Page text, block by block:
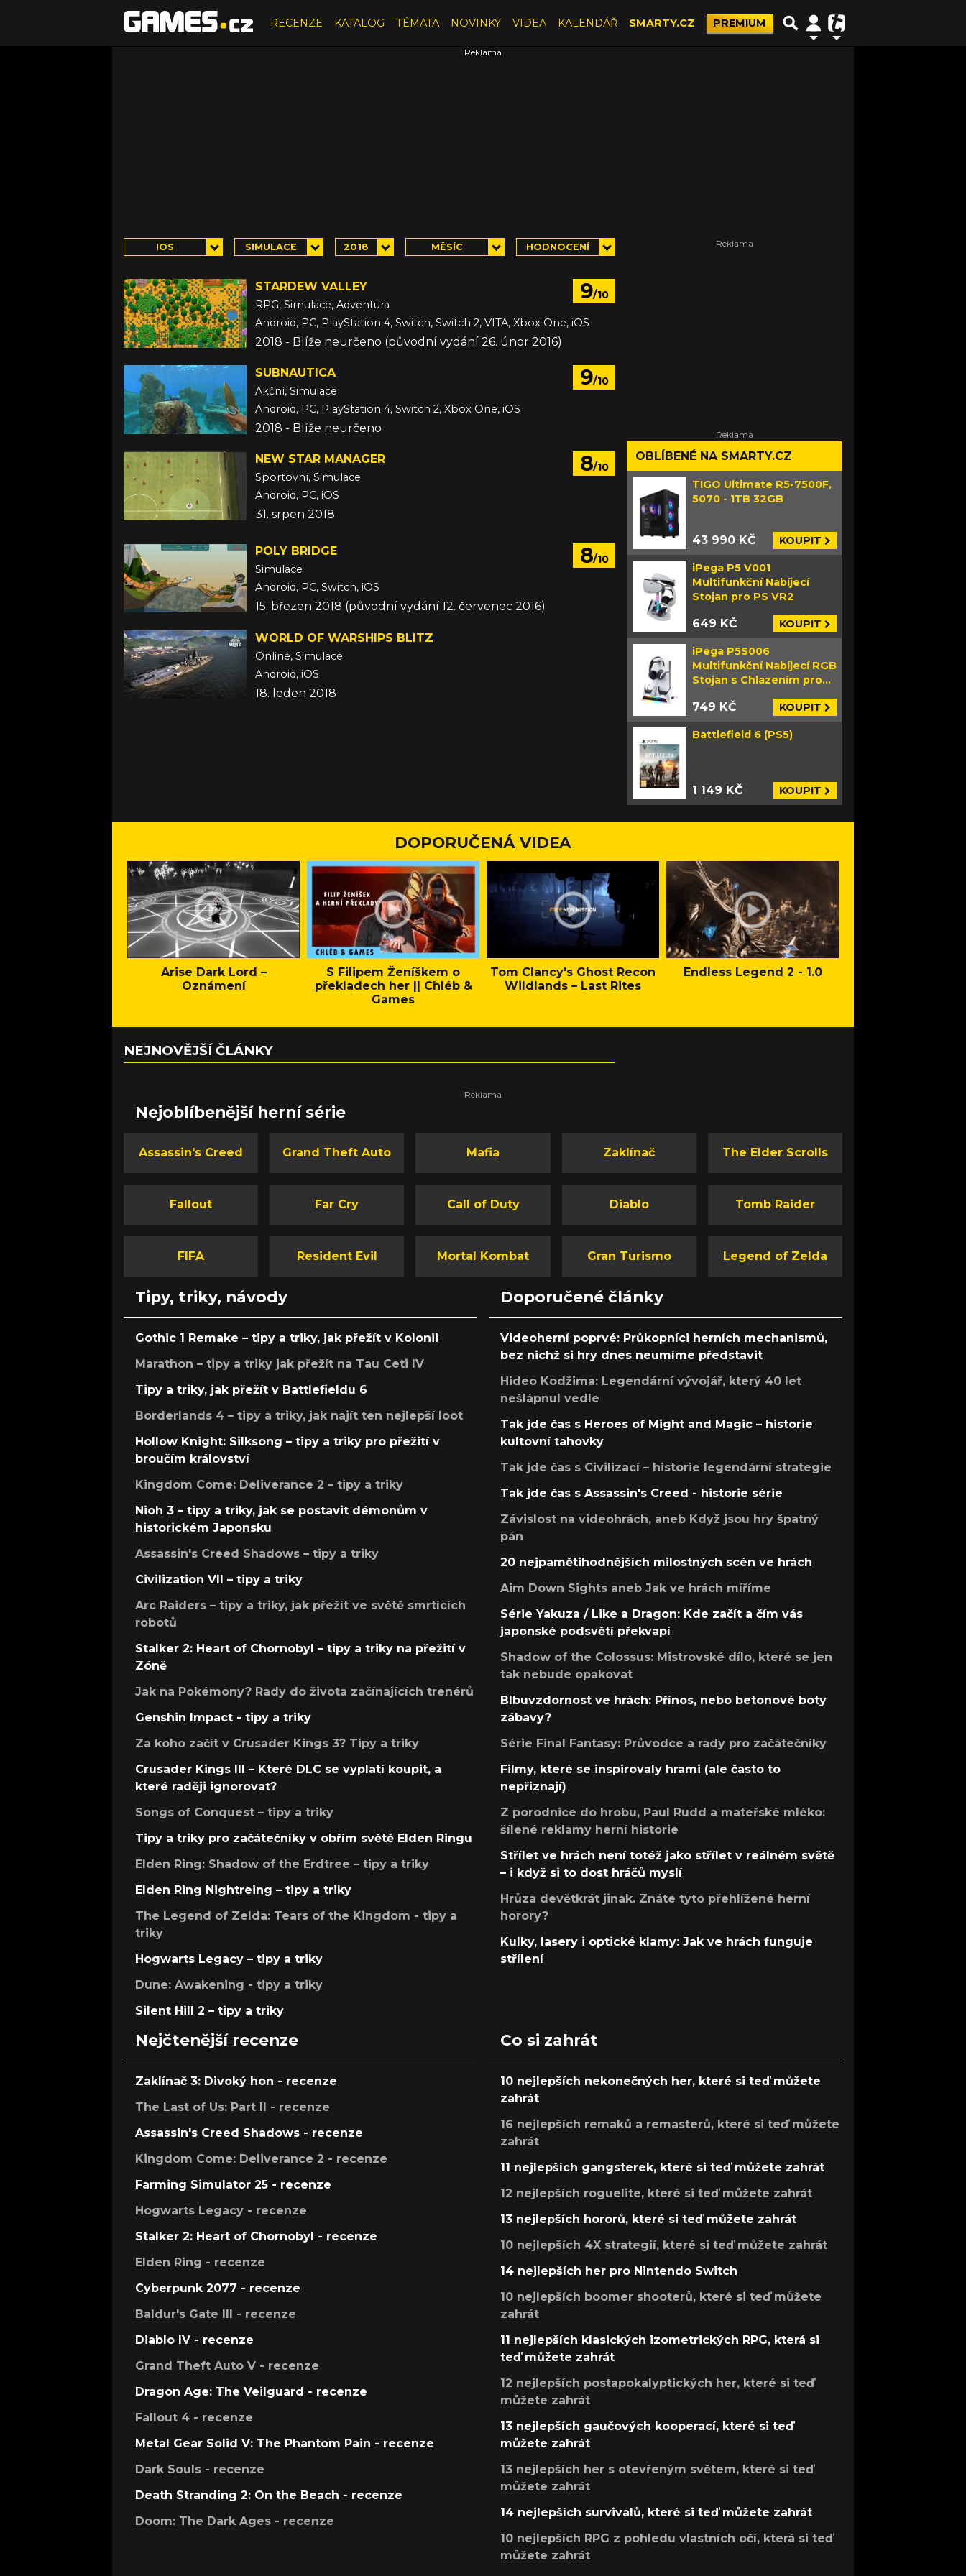
RECENZE KATALOG TÉMATA NOVINKY VIDEA KALENDÁŘ SMARTY.CZ PREMIUM
IOS SIMULACE 2018 MĚSÍC HODNOCENÍ
9/10
STARDEW VALLEY
RPG, Simulace, Adventura
Android, PC, PlayStation 4, Switch, Switch 2, VITA, Xbox One, iOS
2018 - Blíže neurčeno (původní vydání 26. únor 2016)
9/10
SUBNAUTICA
Akční, Simulace
Android, PC, PlayStation 4, Switch 2, Xbox One, iOS
2018 - Blíže neurčeno
8/10
NEW STAR MANAGER
Sportovní, Simulace
Android, PC, iOS
31. srpen 2018
8/10
POLY BRIDGE
Simulace
Android, PC, Switch, iOS
15. březen 2018 (původní vydání 12. červenec 2016)
WORLD OF WARSHIPS BLITZ
Online, Simulace
Android, iOS
18. leden 2018
OBLÍBENÉ NA SMARTY.CZ
TIGO Ultimate R5-7500F,
5070 - 1TB 32GB
43 990 KČ KOUPIT
iPega P5 V001
Multifunkční Nabíjecí
Stojan pro PS VR2
649 KČ KOUPIT
iPega P5S006
Multifunkční Nabíjecí RGB
Stojan s Chlazením pro
749 KČ KOUPIT
Battlefield 6 (PS5)
1 149 KČ KOUPIT
DOPORUČENÁ VIDEA
Arise Dark Lord –
Oznámení
S Filipem Ženíškem o
překladech her || Chléb &
Games
Tom Clancy's Ghost Recon
Wildlands – Last Rites
Endless Legend 2 - 1.0
NEJNOVĚJŠÍ ČLÁNKY
Nejoblíbenější herní série
Assassin's Creed Grand Theft Auto Mafia Zaklínač The Elder Scrolls
Fallout Far Cry Call of Duty Diablo Tomb Raider
FIFA Resident Evil Mortal Kombat Gran Turismo Legend of Zelda
Tipy, triky, návody
Gothic 1 Remake – tipy a triky, jak přežít v Kolonii
Marathon – tipy a triky jak přežít na Tau Ceti IV
Tipy a triky, jak přežít v Battlefieldu 6
Borderlands 4 – tipy a triky, jak najít ten nejlepší loot
Hollow Knight: Silksong – tipy a triky pro přežití v
broučím království
Kingdom Come: Deliverance 2 – tipy a triky
Nioh 3 – tipy a triky, jak se postavit démonům v
historickém Japonsku
Assassin's Creed Shadows – tipy a triky
Civilization VII – tipy a triky
Arc Raiders – tipy a triky, jak přežít ve světě smrtících
robotů
Stalker 2: Heart of Chornobyl – tipy a triky na přežití v
Zóně
Jak na Pokémony? Rady do života začínajících trenérů
Genshin Impact - tipy a triky
Za koho začít v Crusader Kings 3? Tipy a triky
Crusader Kings III – Které DLC se vyplatí koupit, a
které raději ignorovat?
Songs of Conquest – tipy a triky
Tipy a triky pro začátečníky v obřím světě Elden Ringu
Elden Ring: Shadow of the Erdtree – tipy a triky
Elden Ring Nightreing – tipy a triky
The Legend of Zelda: Tears of the Kingdom - tipy a
triky
Hogwarts Legacy – tipy a triky
Dune: Awakening - tipy a triky
Silent Hill 2 – tipy a triky
Doporučené články
Videoherní poprvé: Průkopníci herních mechanismů,
bez nichž si hry dnes neumíme představit
Hideo Kodžima: Legendární vývojář, který 40 let
nešlápnul vedle
Tak jde čas s Heroes of Might and Magic – historie
kultovní tahovky
Tak jde čas s Civilizací – historie legendární strategie
Tak jde čas s Assassin's Creed - historie série
Závislost na videohrách, aneb Když jsou hry špatný
pán
20 nejpamětihodnějších milostných scén ve hrách
Aim Down Sights aneb Jak ve hrách míříme
Série Yakuza / Like a Dragon: Kde začít a čím vás
japonské podsvětí překvapí
Shadow of the Colossus: Mistrovské dílo, které se jen
tak nebude opakovat
Blbuvzdornost ve hrách: Přínos, nebo betonové boty
zábavy?
Série Final Fantasy: Průvodce a rady pro začátečníky
Filmy, které se inspirovaly hrami (ale často to
nepřiznají)
Z porodnice do hrobu, Paul Rudd a mateřské mléko:
šílené reklamy herní historie
Střílet ve hrách není totéž jako střílet v reálném světě
– i když si to dost hráčů myslí
Hrůza devětkrát jinak. Znáte tyto přehlížené herní
horory?
Kulky, lasery i optické klamy: Jak ve hrách funguje
střílení
Nejčtenější recenze
Zaklínač 3: Divoký hon - recenze
The Last of Us: Part II - recenze
Assassin's Creed Shadows - recenze
Kingdom Come: Deliverance 2 - recenze
Farming Simulator 25 - recenze
Hogwarts Legacy - recenze
Stalker 2: Heart of Chornobyl - recenze
Elden Ring - recenze
Cyberpunk 2077 - recenze
Baldur's Gate III - recenze
Diablo IV - recenze
Grand Theft Auto V - recenze
Dragon Age: The Veilguard - recenze
Fallout 4 - recenze
Metal Gear Solid V: The Phantom Pain - recenze
Dark Souls - recenze
Death Stranding 2: On the Beach - recenze
Doom: The Dark Ages - recenze
Co si zahrát
10 nejlepších nekonečných her, které si teď můžete
zahrát
16 nejlepších remaků a remasterů, které si teď můžete
zahrát
11 nejlepších gangsterek, které si teď můžete zahrát
12 nejlepších roguelite, které si teď můžete zahrát
13 nejlepších hororů, které si teď můžete zahrát
10 nejlepších 4X strategií, které si teď můžete zahrát
14 nejlepších her pro Nintendo Switch
10 nejlepších boomer shooterů, které si teď můžete
zahrát
11 nejlepších klasických izometrických RPG, která si
teď můžete zahrát
12 nejlepších postapokalyptických her, které si teď
můžete zahrát
13 nejlepších gaučových kooperací, které si teď
můžete zahrát
13 nejlepších her s otevřeným světem, které si teď
můžete zahrát
14 nejlepších survivalů, které si teď můžete zahrát
10 nejlepších RPG z pohledu vlastních očí, která si teď
můžete zahrát